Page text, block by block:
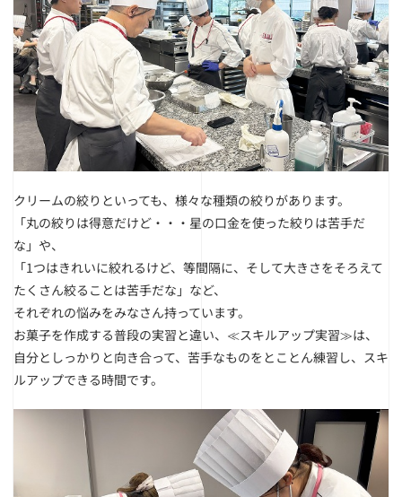
クリームの絞りといっても、様々な種類の絞りがあります。
「丸の絞りは得意だけど・・・星の口金を使った絞りは苦手だ
な」や、
「1つはきれいに絞れるけど、等間隔に、そして大きさをそろえて
たくさん絞ることは苦手だな」など、
それぞれの悩みをみなさん持っています。
お菓子を作成する普段の実習と違い、≪スキルアップ実習≫は、
自分としっかりと向き合って、苦手なものをとことん練習し、スキ
ルアップできる時間です。